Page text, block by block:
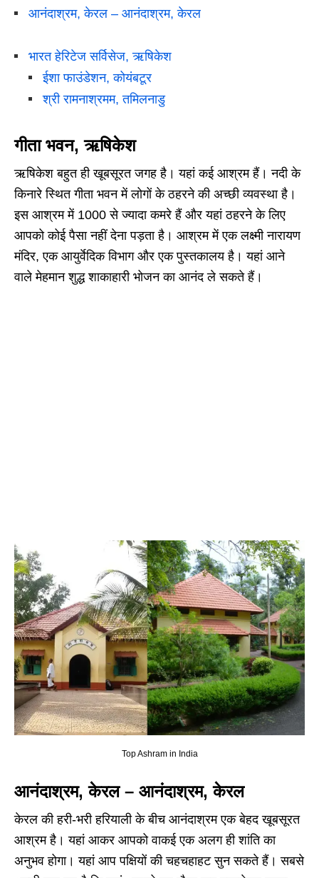
आनंदाश्रम, केरल – आनंदाश्रम, केरल
भारत हेरिटेज सर्विसेज, ऋषिकेश
ईशा फाउंडेशन, कोयंबटूर
श्री रामनाश्रमम, तमिलनाडु
गीता भवन, ऋषिकेश
ऋषिकेश बहुत ही खूबसूरत जगह है। यहां कई आश्रम हैं। नदी के
किनारे स्थित गीता भवन में लोगों के ठहरने की अच्छी व्यवस्था है।
इस आश्रम में 1000 से ज्यादा कमरे हैं और यहां ठहरने के लिए
आपको कोई पैसा नहीं देना पड़ता है। आश्रम में एक लक्ष्मी नारायण
मंदिर, एक आयुर्वेदिक विभाग और एक पुस्तकालय है। यहां आने
वाले मेहमान शुद्ध शाकाहारी भोजन का आनंद ले सकते हैं।
Top Ashram in India
आनंदाश्रम, केरल – आनंदाश्रम, केरल
केरल की हरी-भरी हरियाली के बीच आनंदाश्रम एक बेहद खूबसूरत
आश्रम है। यहां आकर आपको वाकई एक अलग ही शांति का
अनुभव होगा। यहां आप पक्षियों की चहचहाहट सुन सकते हैं। सबसे